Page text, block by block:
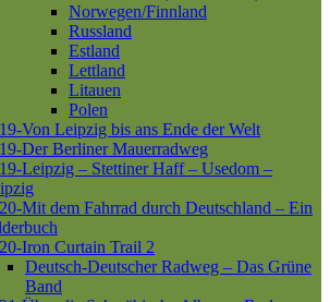
Norwegen/Finnland
Russland
Estland
Lettland
Litauen
Polen
Von Leipzig bis ans Ende der Welt
Der Berliner Mauerradweg
Leipzig – Stettiner Haff – Usedom –
Mit dem Fahrrad durch Deutschland – Ein
Iron Curtain Trail 2
Deutsch-Deutscher Radweg – Das Grüne
Band